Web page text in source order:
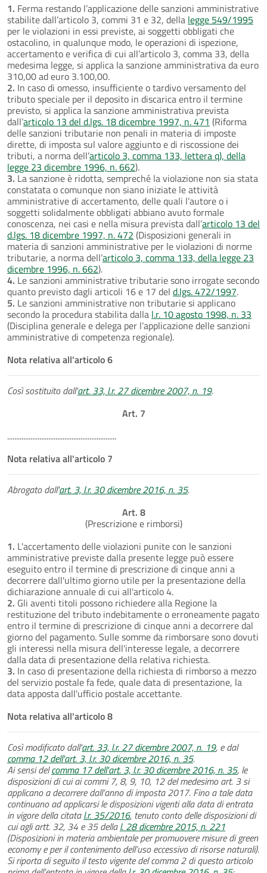
1. Ferma restando l’applicazione delle sanzioni amministrative
stabilite dall’articolo 3, commi 31 e 32, della legge 549/1995
per le violazioni in essi previste, ai soggetti obbligati che
ostacolino, in qualunque modo, le operazioni di ispezione,
accertamento e verifica di cui all’articolo 3, comma 33, della
medesima legge, si applica la sanzione amministrativa da euro
310,00 ad euro 3.100,00.
2. In caso di omesso, insufficiente o tardivo versamento del
tributo speciale per il deposito in discarica entro il termine
previsto, si applica la sanzione amministrativa prevista
dall’articolo 13 del d.lgs. 18 dicembre 1997, n. 471 (Riforma
delle sanzioni tributarie non penali in materia di imposte
dirette, di imposta sul valore aggiunto e di riscossione dei
tributi, a norma dell’articolo 3, comma 133, lettera q), della
legge 23 dicembre 1996, n. 662).
3. La sanzione è ridotta, sempreché la violazione non sia stata
constatata o comunque non siano iniziate le attività
amministrative di accertamento, delle quali l’autore o i
soggetti solidalmente obbligati abbiano avuto formale
conoscenza, nei casi e nella misura prevista dall’articolo 13 del
d.lgs. 18 dicembre 1997, n. 472 (Disposizioni generali in
materia di sanzioni amministrative per le violazioni di norme
tributarie, a norma dell’articolo 3, comma 133, della legge 23
dicembre 1996, n. 662).
4. Le sanzioni amministrative tributarie sono irrogate secondo
quanto previsto dagli articoli 16 e 17 del d.lgs. 472/1997.
5. Le sanzioni amministrative non tributarie si applicano
secondo la procedura stabilita dalla l.r. 10 agosto 1998, n. 33
(Disciplina generale e delega per l’applicazione delle sanzioni
amministrative di competenza regionale).
Nota relativa all'articolo 6
Così sostituito dall'art. 33, l.r. 27 dicembre 2007, n. 19.
Art. 7
.............................................................
Nota relativa all'articolo 7
Abrogato dall'art. 3, l.r. 30 dicembre 2016, n. 35.
Art. 8
(Prescrizione e rimborsi)
1. L'accertamento delle violazioni punite con le sanzioni
amministrative previste dalla presente legge può essere
eseguito entro il termine di prescrizione di cinque anni a
decorrere dall'ultimo giorno utile per la presentazione della
dichiarazione annuale di cui all'articolo 4.
2. Gli aventi titoli possono richiedere alla Regione la
restituzione del tributo indebitamente o erroneamente pagato
entro il termine di prescrizione di cinque anni a decorrere dal
giorno del pagamento. Sulle somme da rimborsare sono dovuti
gli interessi nella misura dell'interesse legale, a decorrere
dalla data di presentazione della relativa richiesta.
3. In caso di presentazione della richiesta di rimborso a mezzo
del servizio postale fa fede, quale data di presentazione, la
data apposta dall'ufficio postale accettante.
Nota relativa all'articolo 8
Così modificato dall'art. 33, l.r. 27 dicembre 2007, n. 19, e dal
comma 12 dell'art. 3, l.r. 30 dicembre 2016, n. 35.
Ai sensi delcomma 17 dell'art. 3, l.r. 30 dicembre 2016, n. 35, le
disposizioni di cui ai commi 7, 8, 9, 10, 12 del medesimo art. 3 si
applicano a decorrere dall’anno di imposta 2017. Fino a tale data
continuano ad applicarsi le disposizioni vigenti alla data di entrata
in vigore della citatal.r. 35/2016, tenuto conto delle disposizioni di
cui agli artt. 32, 34 e 35 dellal. 28 dicembre 2015, n. 221
(Disposizioni in materia ambientale per promuovere misure di green
economy e per il contenimento dell’uso eccessivo di risorse naturali).
Si riporta di seguito il testo vigente del comma 2 di questo articolo